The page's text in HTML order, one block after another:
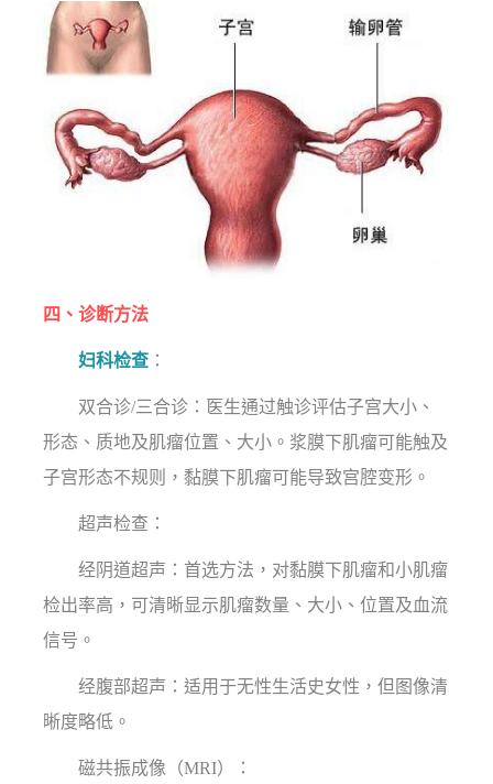
四、诊断方法
妇科检查 ：
双合诊/三合诊：医生通过触诊评估子宫大小、
形态、质地及肌瘤位置、大小。浆膜下肌瘤可能触及
子宫形态不规则，黏膜下肌瘤可能导致宫腔变形。
超声检查：
经阴道超声：首选方法，对黏膜下肌瘤和小肌瘤
检出率高，可清晰显示肌瘤数量、大小、位置及血流
信号。
经腹部超声：适用于无性生活史女性，但图像清
晰度略低。
磁共振成像（MRI）：